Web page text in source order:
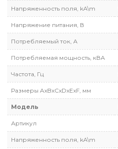
Напряженность поля, kA\m
Напряжение питания, В
Потребляемый ток, А
Потребляемая мощность, кВА
Частота, Гц
Размеры AxBxCxDxExF, мм
Модель
Артикул
Напряженность поля, kA\m